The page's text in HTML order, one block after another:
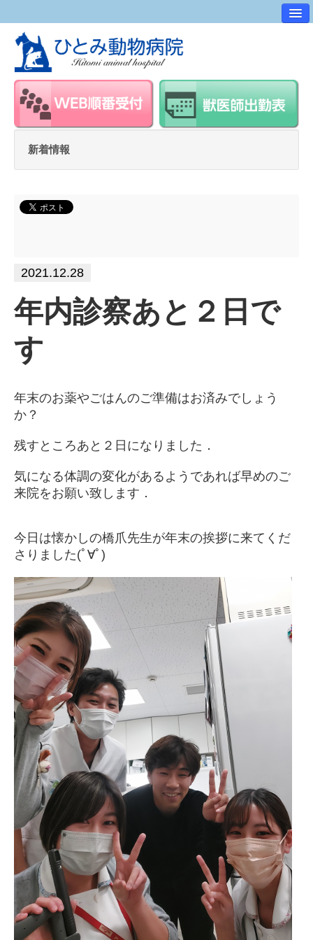
病院案内
交通アクセス
ワンポイントアドバイス
スタッフ紹介
求人・採用情報
新着情報
2021.12.28
年内診察あと２日で
す
年末のお薬やごはんのご準備はお済みでしょう
か？
残すところあと２日になりました．
気になる体調の変化があるようであれば早めのご
来院をお願い致します．
今日は懐かしの橋爪先生が年末の挨拶に来てくだ
さりました(ﾟ∀ﾟ)